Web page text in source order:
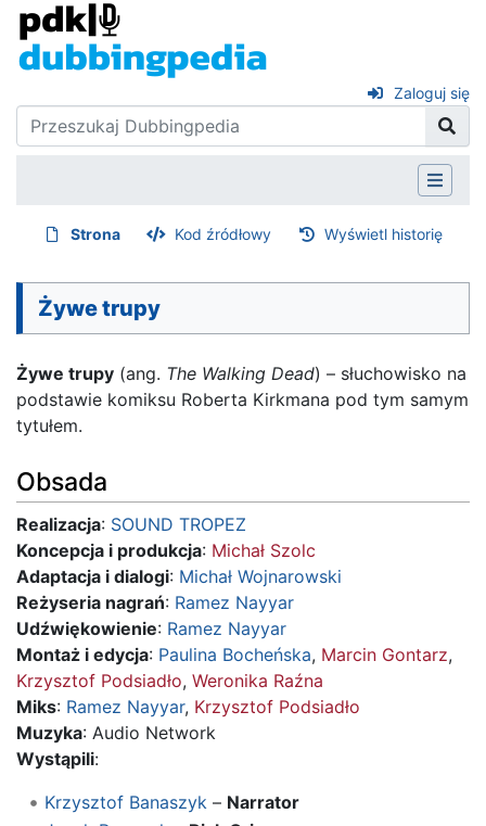
Zaloguj się
Strona Kod źródłowy Wyświetl historię
Żywe trupy
Żywe trupy (ang. The Walking Dead) – słuchowisko na
podstawie komiksu Roberta Kirkmana pod tym samym
tytułem.
Obsada
Realizacja: SOUND TROPEZ
Koncepcja i produkcja: Michał Szolc
Adaptacja i dialogi: Michał Wojnarowski
Reżyseria nagrań: Ramez Nayyar
Udźwiękowienie: Ramez Nayyar
Montaż i edycja: Paulina Bocheńska, Marcin Gontarz,
Krzysztof Podsiadło, Weronika Raźna
Miks: Ramez Nayyar, Krzysztof Podsiadło
Muzyka: Audio Network
Wystąpili:
Krzysztof Banaszyk– Narrator